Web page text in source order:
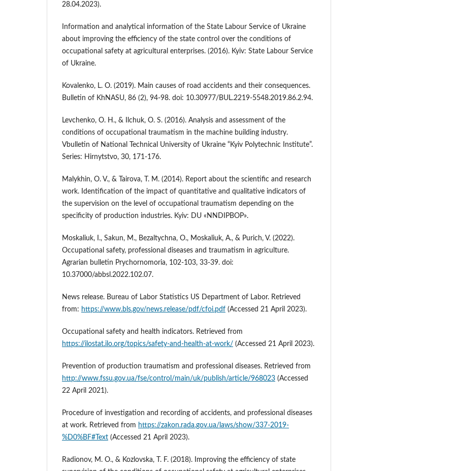
28.04.2023).
Information and analytical information of the State Labour Service of Ukraine
about improving the efficiency of the state control over the conditions of
occupational safety at agricultural enterprises. (2016). Kyiv: State Labour Service
of Ukraine.
Kovalenko, L. O. (2019). Main causes of road accidents and their consequences.
Bulletin of KhNASU, 86 (2), 94-98. doi: 10.30977/BUL.2219-5548.2019.86.2.94.
Levchenko, O. H., & Ilchuk, O. S. (2016). Analysis and assessment of the
conditions of occupational traumatism in the machine building industry.
Vbulletin of National Technical University of Ukraine “Kyiv Polytechnic Institute”.
Series: Hirnytstvo, 30, 171-176.
Malykhin, O. V., & Tairova, T. M. (2014). Report about the scientific and research
work. Identification of the impact of quantitative and qualitative indicators of
the supervision on the level of occupational traumatism depending on the
specificity of production industries. Kyiv: DU «NNDIPBOP».
Moskaliuk, I., Sakun, M., Bezaltychna, O., Moskaliuk, A., & Purich, V. (2022).
Occupational safety, professional diseases and traumatism in agriculture.
Agrarian bulletin Prychornomoria, 102-103, 33-39. doi:
10.37000/abbsl.2022.102.07.
News release. Bureau of Labor Statistics US Department of Labor. Retrieved
from: https://www.bls.gov/news.release/pdf/cfoi.pdf (Accessed 21 April 2023).
Occupational safety and health indicators. Retrieved from
https://ilostat.ilo.org/topics/safety-and-health-at-work/ (Accessed 21 April 2023).
Prevention of production traumatism and professional diseases. Retrieved from
http://www.fssu.gov.ua/fse/control/main/uk/publish/article/968023 (Accessed
22 April 2021).
Procedure of investigation and recording of accidents, and professional diseases
at work. Retrieved from https://zakon.rada.gov.ua/laws/show/337-2019-
%D0%BF#Text (Accessed 21 April 2023).
Radionov, M. O., & Kozlovska, T. F. (2018). Improving the efficiency of state